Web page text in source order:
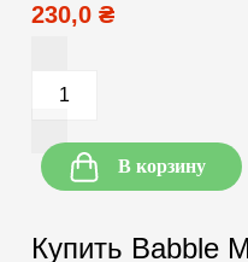
230,0 ₴
В корзину
Купить Babble